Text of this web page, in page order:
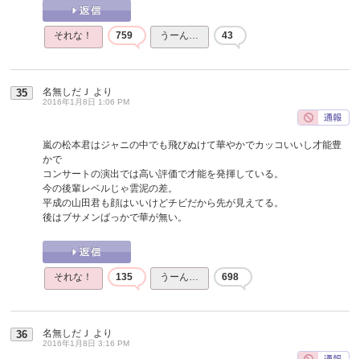
それな！ 759 うーん… 43
35 名無しだＪ より
2016年1月8日 1:06 PM
嵐の松本君はジャニの中でも飛びぬけて華やかでカッコいいし才能豊
かで
コンサートの演出では高い評価で才能を発揮している。
今の後輩レベルじゃ雲泥の差。
平成の山田君も顔はいいけどチビだから先が見えてる。
後はブサメンばっかで華が無い。
それな！ 135 うーん… 698
36 名無しだＪ より
2016年1月8日 3:16 PM